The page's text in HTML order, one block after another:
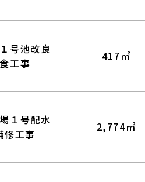
号池改良
工事
417㎡
１号配水
修工事
2,774㎡